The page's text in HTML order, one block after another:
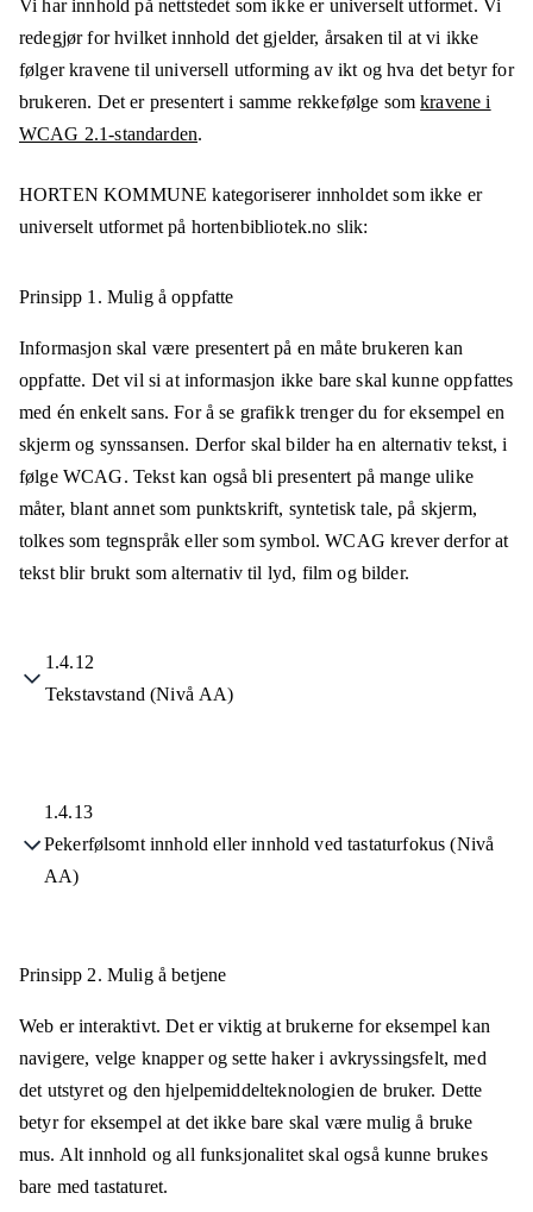
Vi har innhold på nettstedet som ikke er universelt utformet. Vi
redegjør for hvilket innhold det gjelder, årsaken til at vi ikke
følger kravene til universell utforming av ikt og hva det betyr for
brukeren. Det er presentert i samme rekkefølge somkravene i
WCAG 2.1-standarden.
HORTEN KOMMUNE kategoriserer innholdet som ikke er
universelt utformet på hortenbibliotek.no slik:
Prinsipp 1. Mulig å oppfatte
Informasjon skal være presentert på en måte brukeren kan
oppfatte. Det vil si at informasjon ikke bare skal kunne oppfattes
med én enkelt sans. For å se grafikk trenger du for eksempel en
skjerm og synssansen. Derfor skal bilder ha en alternativ tekst, i
følge WCAG. Tekst kan også bli presentert på mange ulike
måter, blant annet som punktskrift, syntetisk tale, på skjerm,
tolkes som tegnspråk eller som symbol. WCAG krever derfor at
tekst blir brukt som alternativ til lyd, film og bilder.
1.4.12
Tekstavstand (Nivå AA)
1.4.13
Pekerfølsomt innhold eller innhold ved tastaturfokus (Nivå
AA)
Prinsipp 2. Mulig å betjene
Web er interaktivt. Det er viktig at brukerne for eksempel kan
navigere, velge knapper og sette haker i avkryssingsfelt, med
det utstyret og den hjelpemiddelteknologien de bruker. Dette
betyr for eksempel at det ikke bare skal være mulig å bruke
mus. Alt innhold og all funksjonalitet skal også kunne brukes
bare med tastaturet.